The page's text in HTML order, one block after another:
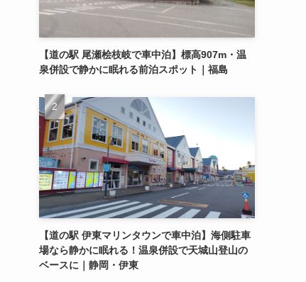
【道の駅 尾瀬桧枝岐で車中泊】標高907m・温
泉併設で静かに眠れる前泊スポット｜福島
【道の駅 伊東マリンタウンで車中泊】海側駐車
場なら静かに眠れる！温泉併設で天城山登山の
ベースに｜静岡・伊東